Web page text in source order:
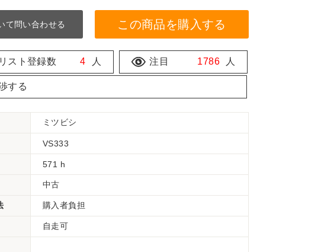
て問い合わせる この商品を購入する
スト登録数 4 人 注目 1786 人
する
ミツビシ
VS333
571 h
中古
購入者負担
自走可